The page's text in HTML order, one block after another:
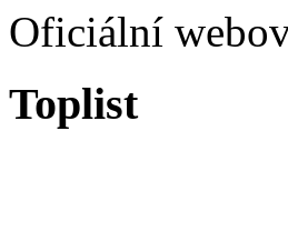
Oficiální
Toplist